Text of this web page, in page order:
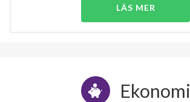
LÄS MER
Ekonomi